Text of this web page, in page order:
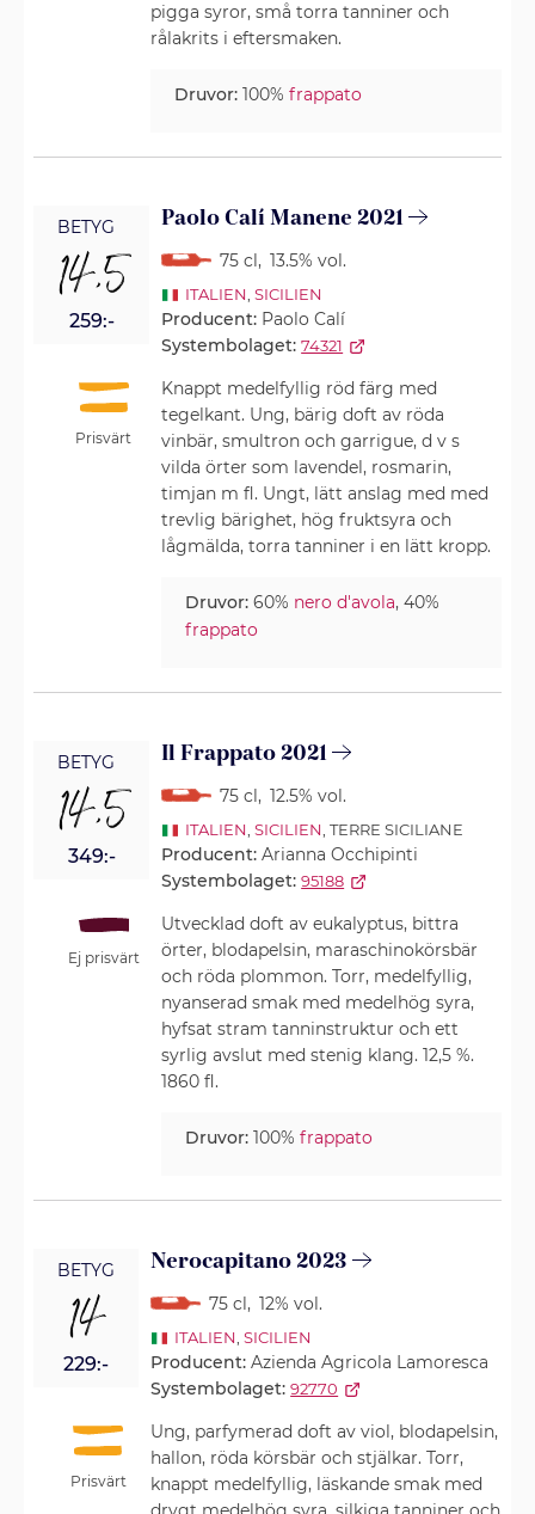
pigga syror, små torra tanniner och
rålakrits i eftersmaken.
Druvor: 100%frappato
BETYG
14,5
259:-
Prisvärt
Paolo Calí Manene 2021
75 cl, 13.5% vol.
ITALIEN SICILIEN
Producent: Paolo Calí
Systembolaget: 74321
Knappt medelfyllig röd färg med
tegelkant. Ung, bärig doft av röda
vinbär, smultron och garrigue, d v s
vilda örter som lavendel, rosmarin,
timjan m fl. Ungt, lätt anslag med med
trevlig bärighet, hög fruktsyra och
lågmälda, torra tanniner i en lätt kropp.
Druvor: 60% nero d'avola, 40%
frappato
BETYG
14,5
349:-
Ej prisvärt
Il Frappato 2021
75 cl, 12.5% vol.
ITALIEN SICILIEN , TERRE SICILIANE
Producent:Arianna Occhipinti
Systembolaget: 95188
Utvecklad doft av eukalyptus, bittra
örter, blodapelsin, maraschinokörsbär
och röda plommon. Torr, medelfyllig,
nyanserad smak med medelhög syra,
hyfsat stram tanninstruktur och ett
syrlig avslut med stenig klang. 12,5 %.
1860 fl.
Druvor: 100%frappato
BETYG
14
229:-
Prisvärt
Nerocapitano 2023
75 cl, 12% vol.
ITALIEN SICILIEN
Producent:Azienda Agricola Lamoresca
Systembolaget: 92770
Ung, parfymerad doft av viol, blodapelsin,
hallon, röda körsbär och stjälkar. Torr,
knappt medelfyllig, läskande smak med